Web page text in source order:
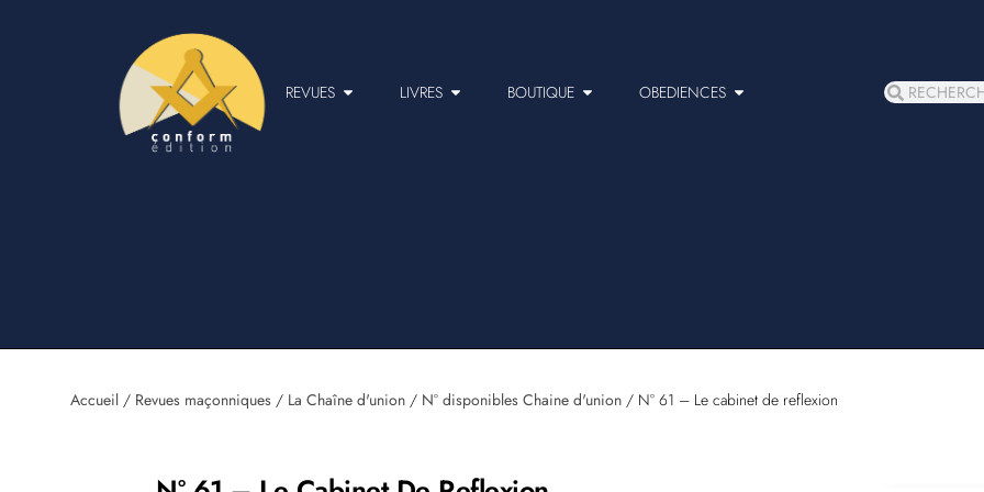
REVUES LIVRES BOUTIQUE OBEDIENCES
Accueil/ Revues maçonniques/ La Chaîne d'union/ N° disponibles Chaine d'union/ N° 61 – Le cabinet de reflexion